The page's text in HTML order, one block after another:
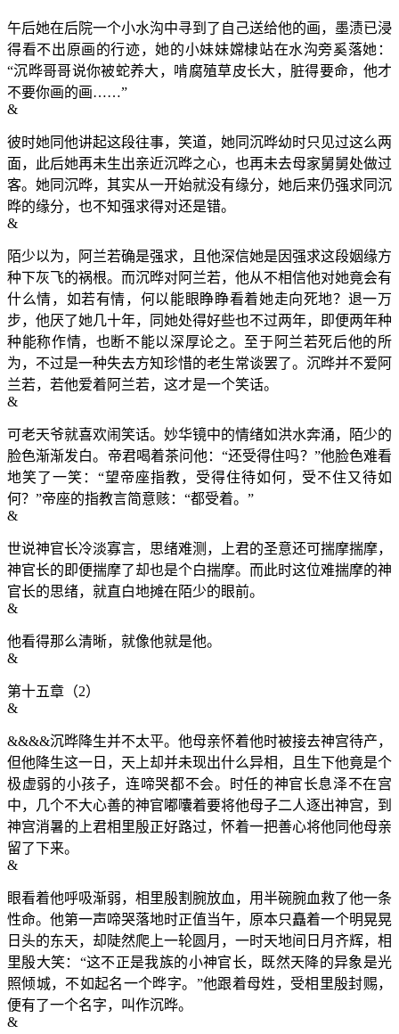
午后她在后院一个小水沟中寻到了自己送给他的画，墨渍已浸
得看不出原画的行迹，她的小妹妹嫦棣站在水沟旁奚落她：
“沉晔哥哥说你被蛇养大，啃腐殖草皮长大，脏得要命，他才
不要你画的画……”
&
彼时她同他讲起这段往事，笑道，她同沉晔幼时只见过这么两
面，此后她再未生出亲近沉晔之心，也再未去母家舅舅处做过
客。她同沉晔，其实从一开始就没有缘分，她后来仍强求同沉
晔的缘分，也不知强求得对还是错。
&
陌少以为，阿兰若确是强求，且他深信她是因强求这段姻缘方
种下灰飞的祸根。而沉晔对阿兰若，他从不相信他对她竟会有
什么情，如若有情，何以能眼睁睁看着她走向死地？退一万
步，他厌了她几十年，同她处得好些也不过两年，即便两年种
种能称作情，也断不能以深厚论之。至于阿兰若死后他的所
为，不过是一种失去方知珍惜的老生常谈罢了。沉晔并不爱阿
兰若，若他爱着阿兰若，这才是一个笑话。
&
可老天爷就喜欢闹笑话。妙华镜中的情绪如洪水奔涌，陌少的
脸色渐渐发白。帝君喝着茶问他：“还受得住吗？”他脸色难看
地笑了一笑：“望帝座指教，受得住待如何，受不住又待如
何？”帝座的指教言简意赅：“都受着。”
&
世说神官长冷淡寡言，思绪难测，上君的圣意还可揣摩揣摩，
神官长的即便揣摩了却也是个白揣摩。而此时这位难揣摩的神
官长的思绪，就直白地摊在陌少的眼前。
&
他看得那么清晰，就像他就是他。
&
第十五章（2）
&
&&&&沉晔降生并不太平。他母亲怀着他时被接去神宫待产，
但他降生这一日，天上却并未现出什么异相，且生下他竟是个
极虚弱的小孩子，连啼哭都不会。时任的神官长息泽不在宫
中，几个不大心善的神官嘟囔着要将他母子二人逐出神宫，到
神宫消暑的上君相里殷正好路过，怀着一把善心将他同他母亲
留了下来。
&
眼看着他呼吸渐弱，相里殷割腕放血，用半碗腕血救了他一条
性命。他第一声啼哭落地时正值当午，原本只矗着一个明晃晃
日头的东天，却陡然爬上一轮圆月，一时天地间日月齐辉，相
里殷大笑：“这不正是我族的小神官长，既然天降的异象是光
照倾城，不如起名一个晔字。”他跟着母姓，受相里殷封赐，
便有了一个名字，叫作沉晔。
&